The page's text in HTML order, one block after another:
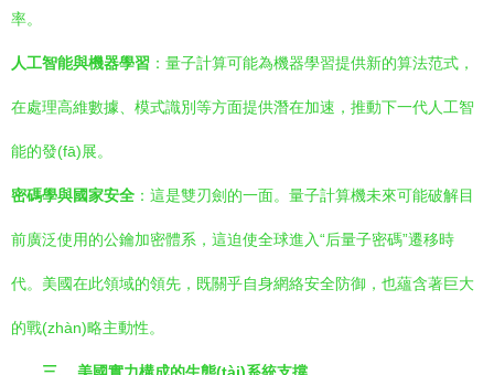
率。
人工智能與機器學習 ：量子計算可能為機器學習提供新的算法范式，
在處理高維數據、模式識別等方面提供潛在加速，推動下一代人工智
能的發(fā)展。
密碼學與國家安全 ：這是雙刃劍的一面。量子計算機未來可能破解目
前廣泛使用的公鑰加密體系，這迫使全球進入“后量子密碼”遷移時
代。美國在此領域的領先，既關乎自身網絡安全防御，也蘊含著巨大
的戰(zhàn)略主動性。